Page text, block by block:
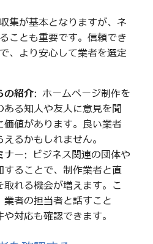
集が基本となりますが、ネ
ことも重要です。信頼でき
、より安心して業者を選定
の紹介: ホームページ制作を
ある知人や友人に意見を聞
価値があります。良い業者
るかもしれません。
ナー: ビジネス関連の団体や
することで、制作業者と直
取れる機会が増えます。こ
業者の担当者と話すこと
対応も確認できます。